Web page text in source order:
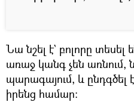
Նա նշել է` բոլորը տեսել
առաջ կանգ չեն առնում,
պարագայում, և ընդգծել
իրենց համար։